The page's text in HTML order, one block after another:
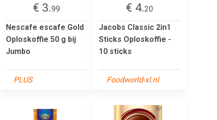
€ 3.99
Nescafe escafe Gold
Oploskoffie 50 g bij
Jumbo
PLUS
€ 4.20
Jacobs Classic 2in1
Sticks Oploskoffie -
10 sticks
Foodworld-xl.nl